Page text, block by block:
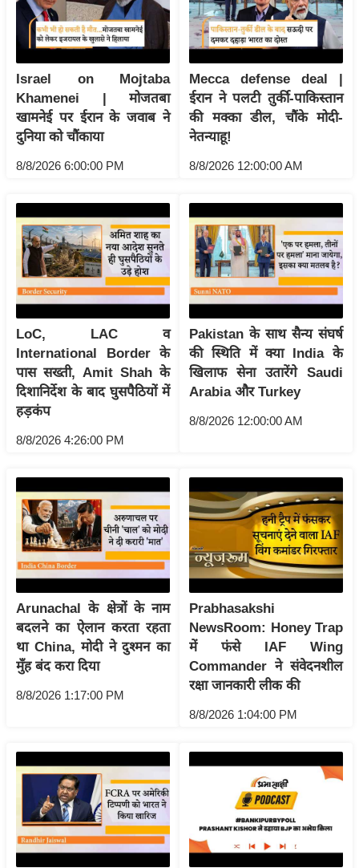
मि
सा
ल
बे
मि
सा
ख्सि
य
त
यं
ग
इं
डि
या
सा
हि
त्य
ज
त
ऑ
टो
व
र्ल्ड
न्यू
ज
ब्री
फ
नो
न
त
बॉ
Israel on Mojtaba
Khamenei | मोजतबा
खामनेई पर ईरान के जवाब ने
दुनिया को चौंकाया
8/8/2026 6:00:00 PM
Mecca defense deal |
ईरान ने पलटी तुर्की-पाकिस्तान
की मक्का डील, चौंके मोदी-
नेतन्याहू!
8/8/2026 12:00:00 AM
LoC, LAC व
International Border के
पास सख्ती, Amit Shah के
दिशानिर्देश के बाद घुसपैठियों में
हड़कंप
8/8/2026 4:26:00 PM
Pakistan के साथ सैन्य संघर्ष
की स्थिति में क्या India के
खिलाफ सेना उतारेंगे Saudi
Arabia और Turkey
8/8/2026 12:00:00 AM
Arunachal के क्षेत्रों के नाम
बदलने का ऐलान करता रहता
था China, मोदी ने दुश्मन का
मुँह बंद करा दिया
8/8/2026 1:17:00 PM
Prabhasakshi
NewsRoom: Honey Trap
में फंसे IAF Wing
Commander ने संवेदनशील
रक्षा जानकारी लीक की
8/8/2026 1:04:00 PM